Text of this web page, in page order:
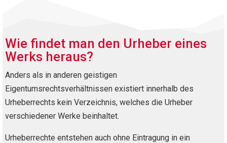
Wie findet man den Urheber eines
Werks heraus?
Anders als in anderen geistigen
Eigentumsrechtsverhältnissen existiert innerhalb des
Urheberrechts kein Verzeichnis, welches die Urheber
verschiedener Werke beinhaltet.
Urheberrechte entstehen auch ohne Eintragung in ein